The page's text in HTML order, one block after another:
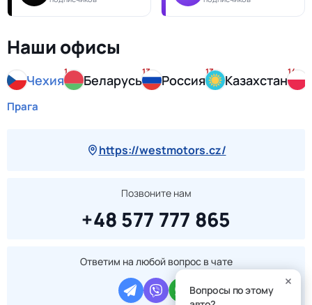
Наши офисы
Чехия
1
Беларусь
13
Россия
13
Казахстан
14
Прага
https://westmotors.cz/
Позвоните нам
+48 577 777 865
Ответим на любой вопрос в чате
Вопросы по этому